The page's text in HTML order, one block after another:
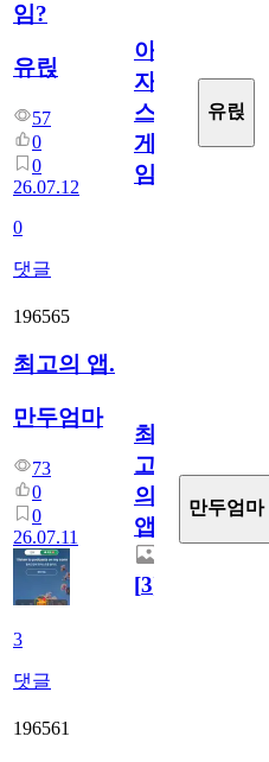
임?
유릱
57
0
0
26.07.12
0
댓글
아
자
스
게
임?
유릱
196565
최고의 앱.
만두엄마
73
0
0
26.07.11
3
댓글
최
고
의
앱.
[3]
만두엄마
196561